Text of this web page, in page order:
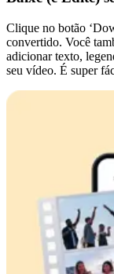
Clique no botão
convertido. Você
adicionar texto,
seu vídeo. É super